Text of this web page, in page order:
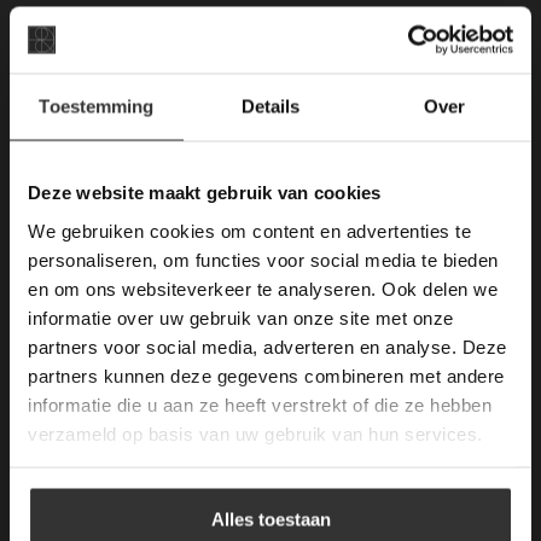
Toestemming Details Over
Deze website maakt gebruik van cookies
We gebruiken cookies om content en advertenties te
personaliseren, om functies voor social media te bieden
en om ons websiteverkeer te analyseren. Ook delen we
informatie over uw gebruik van onze site met onze
partners voor social media, adverteren en analyse. Deze
partners kunnen deze gegevens combineren met andere
informatie die u aan ze heeft verstrekt of die ze hebben
verzameld op basis van uw gebruik van hun services.
Alles toestaan
E-mail: info@vdh-vd.nl
Openingstijden Breda:
Ma. t/m Zat: 8:30 tot 17:00
Algemene voorwaarden
Mail ons
KVK: 59667419
Openstaande Vacatures
Kom werken bij van den Heuvel & van Duuren.
Deze website maakt
gebruik van cookies.
This Cookie Banner was deleted and is no
longer working. Please contact the website
administrator.
Deze website gebruikt cookies om de
gebruikerservaring te verbeteren. Door
gebruik te maken van onze website geeft u
toestemming voor alle cookies in
overeenstemming met ons cookiebeleid.Lees
verder
ALLES ACCEPTEREN
ALLES AFWIJZEN